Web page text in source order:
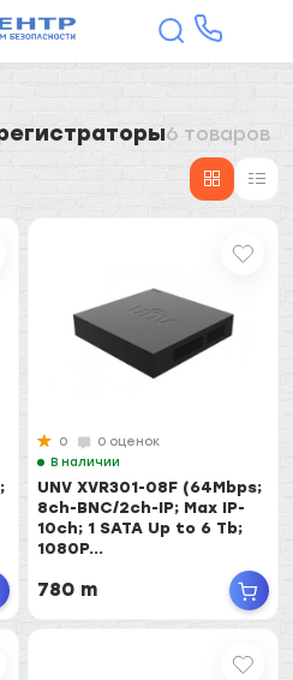
6 товаров
0
0 оценок
В наличии
UNV XVR301-08F (64Mbps;
8ch-BNC/2ch-IP; Max IP-
10ch; 1 SATA Up to 6 Tb;
1080P...
780 m